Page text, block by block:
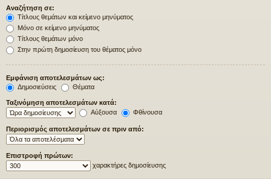
Αναζήτηση σε:
Τίτλους θεμάτων και κείμενο μηνύματος
Μόνο σε κείμενο μηνύματος
Τίτλους θεμάτων μόνο
Στην πρώτη δημοσίευση του θέματος μόνο
Εμφάνιση αποτελεσμάτων ως:
Δημοσιεύσεις
Θέματα
Ταξινόμηση αποτελεσμάτων κατά:
Αύξουσα
Φθίνουσα
Περιορισμός αποτελεσμάτων σε πριν από:
Επιστροφή πρώτων:
χαρακτήρες δημοσίευσης